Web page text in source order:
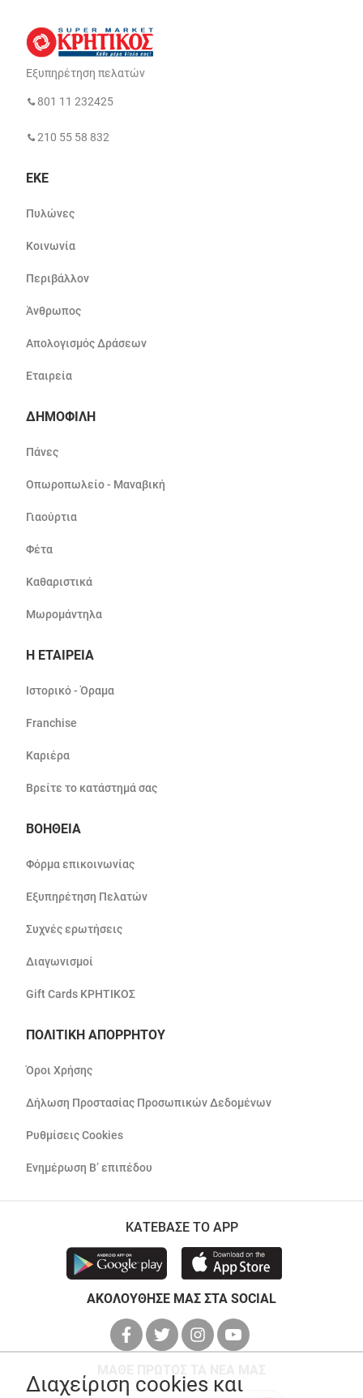
Εξυπηρέτηση πελατών
801 11 232425
210 55 58 832
ΕΚΕ
Πυλώνες
Κοινωνία
Περιβάλλον
Άνθρωπος
Απολογισμός Δράσεων
Εταιρεία
ΔΗΜΟΦΙΛΗ
Πάνες
Οπωροπωλείο - Μαναβική
Γιαούρτια
Φέτα
Καθαριστικά
Μωρομάντηλα
Η ΕΤΑΙΡΕΙΑ
Ιστορικό - Όραμα
Franchise
Καριέρα
Βρείτε το κατάστημά σας
ΒΟΗΘΕΙΑ
Φόρμα επικοινωνίας
Εξυπηρέτηση Πελατών
Συχνές ερωτήσεις
Διαγωνισμοί
Gift Cards ΚΡΗΤΙΚΟΣ
ΠΟΛΙΤΙΚΗ ΑΠΟΡΡΗΤΟΥ
Όροι Χρήσης
Δήλωση Προστασίας Προσωπικών Δεδομένων
Ρυθμίσεις Cookies
Ενημέρωση Β’ επιπέδου
ΚΑΤΕΒΑΣΕ ΤΟ APP
ΑΚΟΛΟΥΘΗΣΕ ΜΑΣ ΣΤΑ SOCIAL
Διαχείριση cookies και